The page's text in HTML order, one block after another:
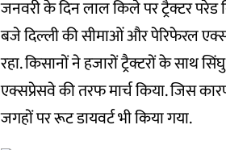
जनवरी के दिन लाल किले पर ट्रैक्टर
बजे दिल्ली की सीमाओं और पेरिफेरल
रहा. किसानों ने हजारों ट्रैक्टरों के साथ
एक्सप्रेसवे की तरफ मार्च किया. जिस
जगहों पर रूट डायवर्ट भी किया गया.